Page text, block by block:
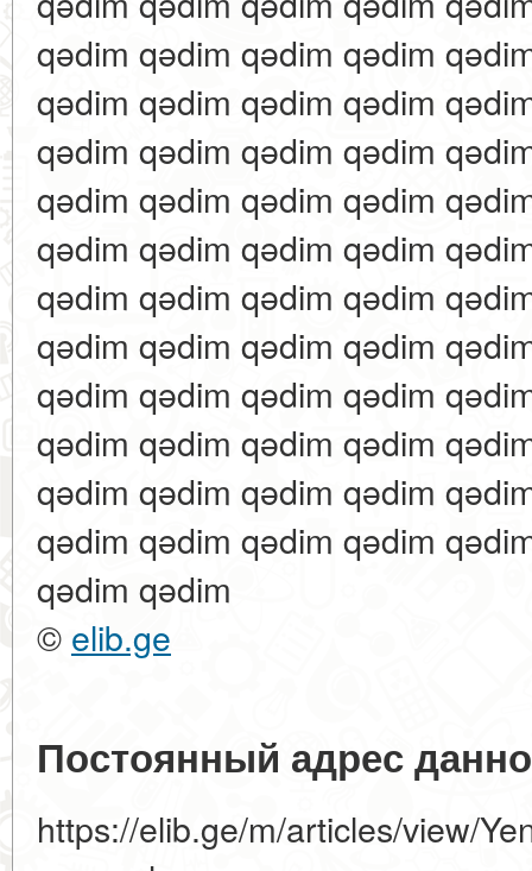
qədim qədim qədim qədim
qədim qədim qədim qədim
qədim qədim qədim qədim
qədim qədim qədim qədim
qədim qədim qədim qədim
qədim qədim qədim qədim
qədim qədim qədim qədim
qədim qədim qədim qədim
qədim qədim qədim qədim
qədim qədim qədim qədim
qədim qədim qədim qədim
qədim qədim
© elib.ge
Постоянный адрес
https://elib.ge/m/articles/view/